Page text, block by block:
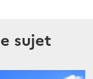
sujet